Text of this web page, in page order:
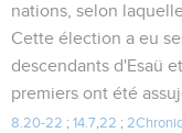
nations, selon
Cette élection a eu
descendants d'Esaü
premiers ont été
8.20-22 ; 14.7 22 ;